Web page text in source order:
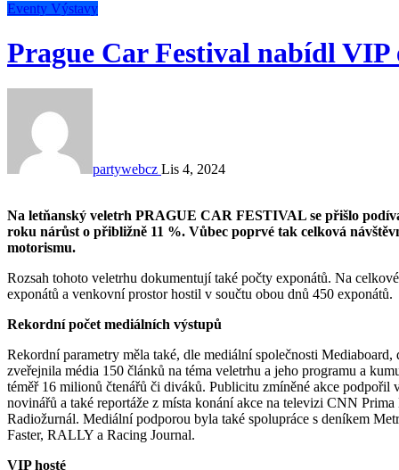
Eventy Výstavy
Prague Car Festival nabídl VIP
partywebcz Lis 4, 2024
Na letňanský veletrh PRAGUE CAR FESTIVAL se přišlo podívat celkem 41 200 návštěvníků, což je oproti loňskému
roku nárůst o přibližně 11 %. Vůbec poprvé tak celková
motorismu.
Rozsah tohoto veletrhu dokumentují také počty exponátů. Na
exponátů a venkovní prostor hostil v součtu obou dnů 450 exponátů.
Rekordní počet mediálních výstupů
Rekordní parametry měla také, dle mediální společnosti
zveřejnila média 150 článků na téma veletrhu a jeho programu a
téměř 16 milionů čtenářů či diváků. Publicitu zmíněné akce
novinářů a také reportáže z místa konání akce na televizi CNN
Radiožurnál. Mediální podporou byla také spolupráce s deníkem
Faster, RALLY a Racing Journal.
VIP hosté